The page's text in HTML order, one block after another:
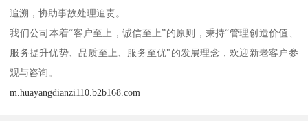
追溯，协助事故处理追责。
我们公司本着“客户至上，诚信至上”的原则，秉持“管理创造价值、
服务提升优势、品质至上、服务至优"的发展理念，欢迎新老客户参
观与咨询。
m.huayangdianzi110.b2b168.com